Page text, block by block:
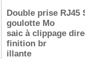
Double prise RJ45
goulotte Mo
saic à clippage
finition br
illante